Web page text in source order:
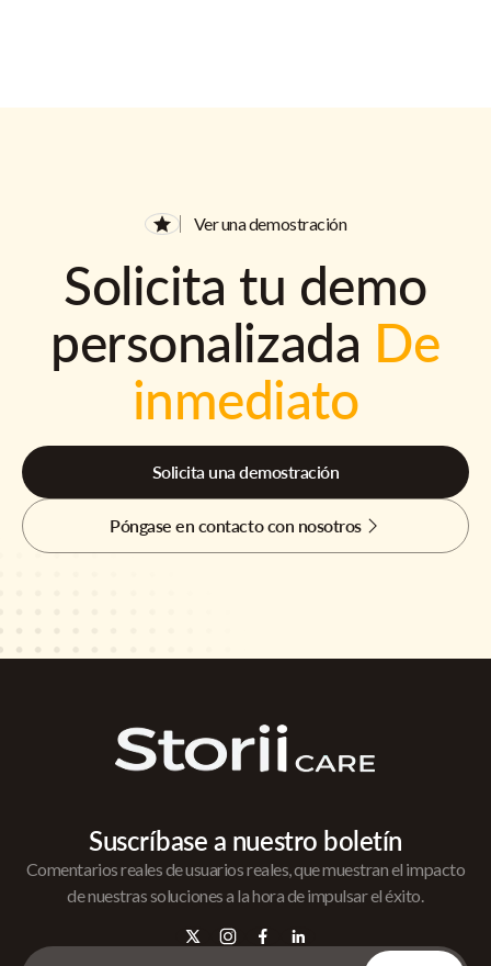
Ver una demostración
Solicita tu demo
personalizada De
inmediato
Solicita una demostración
Póngase en contacto con nosotros
Suscríbase a nuestro boletín
Comentarios reales de usuarios reales, que muestran el impacto
de nuestras soluciones a la hora de impulsar el éxito.